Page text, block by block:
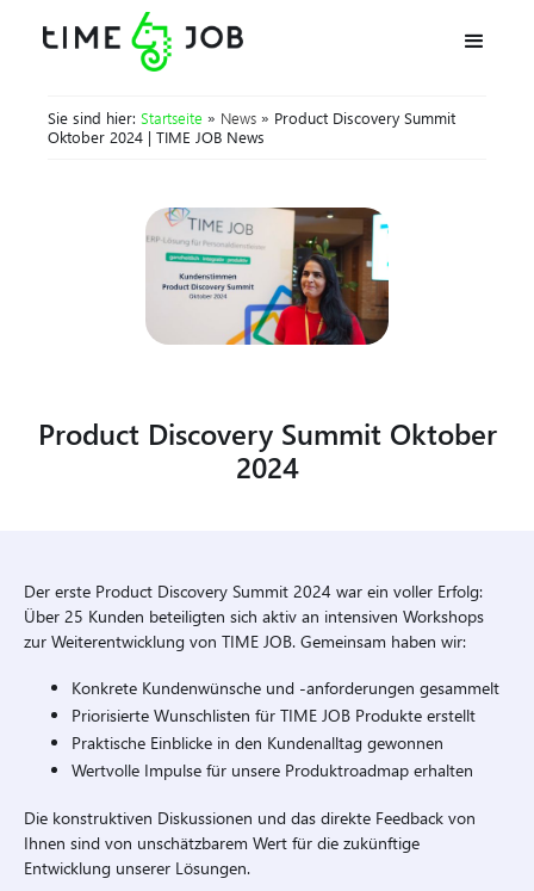
Sie sind hier: Startseite » News » Product Discovery Summit
Oktober 2024 | TIME JOB News
Product Discovery Summit Oktober
2024
Der erste Product Discovery Summit 2024 war ein voller Erfolg:
Über 25 Kunden beteiligten sich aktiv an intensiven Workshops
zur Weiterentwicklung von TIME JOB. Gemeinsam haben wir:
Konkrete Kundenwünsche und -anforderungen gesammelt
Priorisierte Wunschlisten für TIME JOB Produkte erstellt
Praktische Einblicke in den Kundenalltag gewonnen
Wertvolle Impulse für unsere Produktroadmap erhalten
Die konstruktiven Diskussionen und das direkte Feedback von
Ihnen sind von unschätzbarem Wert für die zukünftige
Entwicklung unserer Lösungen.